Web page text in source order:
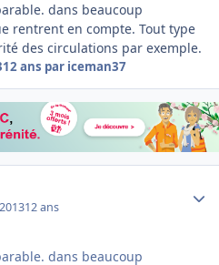
dans beaucoup
rentrent en compte. Tout type
des circulations par exemple.
12 ans par iceman37
12 ans
dans beaucoup